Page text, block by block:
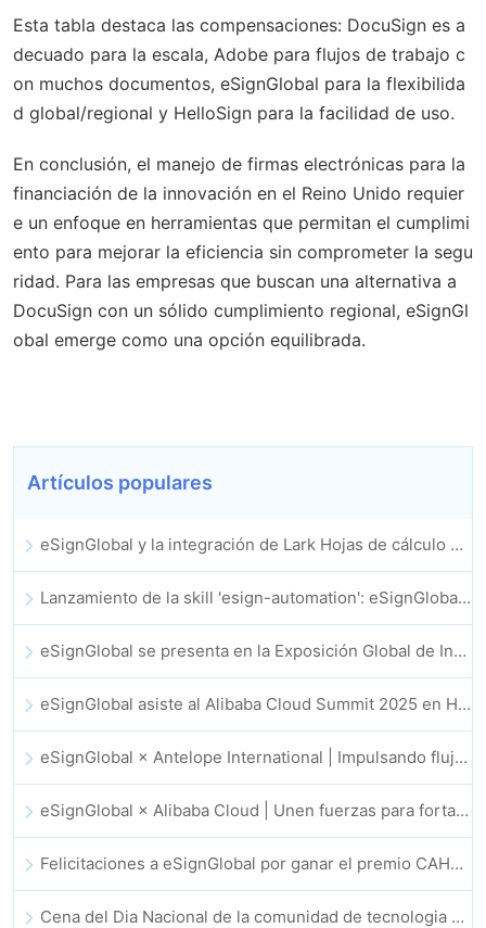
Esta tabla destaca las compensaciones: DocuSign es a
decuado para la escala, Adobe para flujos de trabajo c
on muchos documentos, eSignGlobal para la flexibilida
d global/regional y HelloSign para la facilidad de uso.
En conclusión, el manejo de firmas electrónicas para la
financiación de la innovación en el Reino Unido requier
e un enfoque en herramientas que permitan el cumplimi
ento para mejorar la eficiencia sin comprometer la segu
ridad. Para las empresas que buscan una alternativa a
DocuSign con un sólido cumplimiento regional, eSignGl
obal emerge como una opción equilibrada.
Artículos populares
eSignGlobal y la integración de Lark Hojas de cálculo multidimensional se lanzan oficialmente: firma y archivo de contratos electrónicos totalmente automatizados
Lanzamiento de la skill 'esign-automation': eSignGlobal impulsa a OpenClaw con firmas electrónicas automatizadas
eSignGlobal se presenta en la Exposición Global de Innovación GIS 2025
eSignGlobal asiste al Alibaba Cloud Summit 2025 en Hong Kong, para discutir conjuntamente el futuro de la innovación en la nube impulsada por la IA y la confianza digital
eSignGlobal × Antelope International | Impulsando flujos de trabajo digitales seguros y basados en IA
eSignGlobal × Alibaba Cloud | Unen fuerzas para fortalecer la confianza digital global en fintech
Felicitaciones a eSignGlobal por ganar el premio CAHK STAR 2025
Cena del Dia Nacional de la comunidad de tecnologia e innovacion de Hong Kong